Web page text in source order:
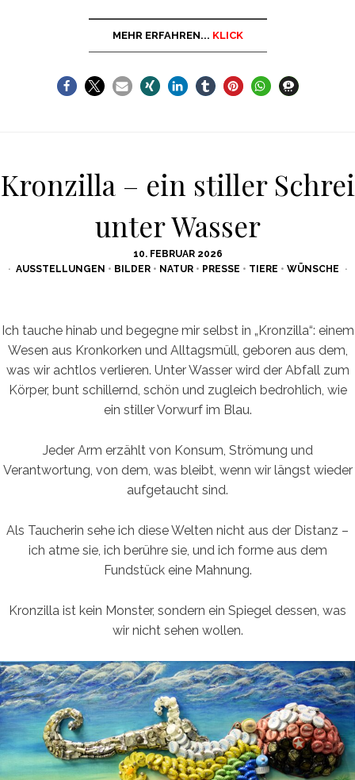
MEHR ERFAHREN... KLICK
Kronzilla – ein stiller Schrei
unter Wasser
POSTED
ON
10. FEBRUAR 2026
AUSSTELLUNGEN • BILDER • NATUR • PRESSE • TIERE • WÜNSCHE
Ich tauche hinab und begegne mir selbst in „Kronzilla“: einem
Wesen aus Kronkorken und Alltagsmüll, geboren aus dem,
was wir achtlos verlieren. Unter Wasser wird der Abfall zum
Körper, bunt schillernd, schön und zugleich bedrohlich, wie
ein stiller Vorwurf im Blau.
Jeder Arm erzählt von Konsum, Strömung und
Verantwortung, von dem, was bleibt, wenn wir längst wieder
aufgetaucht sind.
Als Taucherin sehe ich diese Welten nicht aus der Distanz –
ich atme sie, ich berühre sie, und ich forme aus dem
Fundstück eine Mahnung.
Kronzilla ist kein Monster, sondern ein Spiegel dessen, was
wir nicht sehen wollen.